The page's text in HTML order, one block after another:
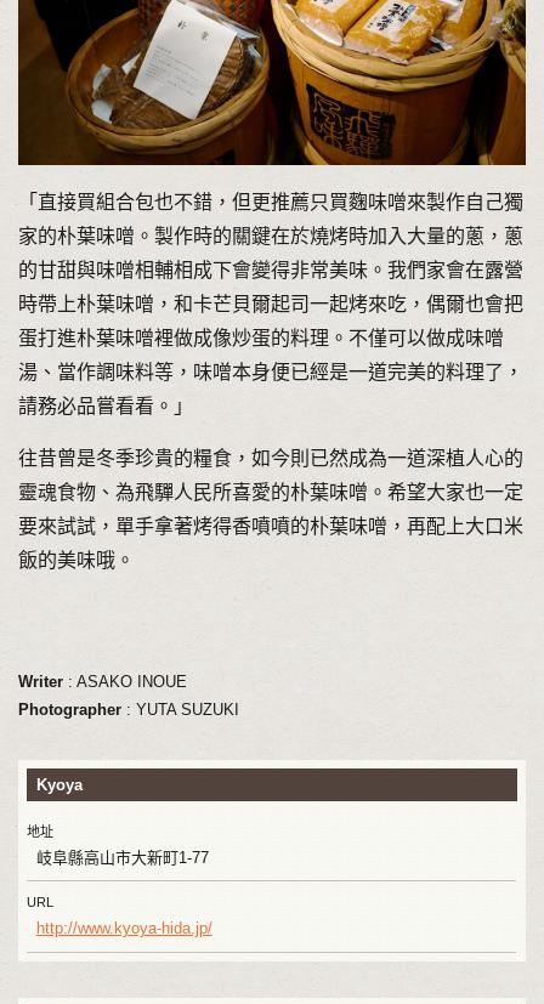
「直接買組合包也不錯，但更推薦只買麴味噌來製作自己獨
家的朴葉味噌。製作時的關鍵在於燒烤時加入大量的蔥，蔥
的甘甜與味噌相輔相成下會變得非常美味。我們家會在露營
時帶上朴葉味噌，和卡芒貝爾起司一起烤來吃，偶爾也會把
蛋打進朴葉味噌裡做成像炒蛋的料理。不僅可以做成味噌
湯、當作調味料等，味噌本身便已經是一道完美的料理了，
請務必品嘗看看。」
往昔曾是冬季珍貴的糧食，如今則已然成為一道深植人心的
靈魂食物、為飛驒人民所喜愛的朴葉味噌。希望大家也一定
要來試試，單手拿著烤得香噴噴的朴葉味噌，再配上大口米
飯的美味哦。
Writer: ASAKO INOUE
Photographer: YUTA SUZUKI
Kyoya
地址
岐阜縣高山市大新町1-77
URL
http://www.kyoya-hida.jp/